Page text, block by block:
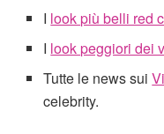
I look più belli red
I look peggiori dei
Tutte le news sui
celebrity.